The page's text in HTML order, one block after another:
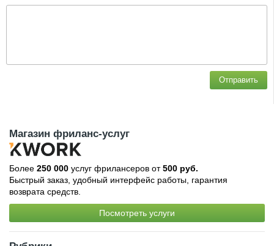
Отправить
Магазин фриланс-услуг
Более 250 000 услуг фрилансеров от500 руб.
Быстрый заказ, удобный интерфейс работы, гарантия
возврата средств.
Посмотреть услуги